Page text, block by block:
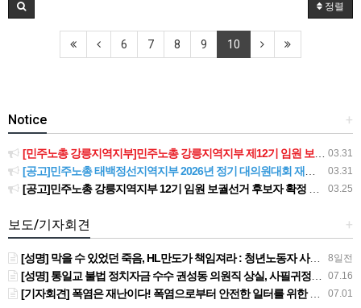
정렬
6 7 8 9 10
+
Notice
03.31
[민주노총 강릉지역지부]민주노총 강릉지역지부 제12기 임원 보궐선거결과 공고
03.31
[공고]민주노총 태백정선지역지부 2026년 정기 대의원대회 재소집 건
03.25
[공고]민주노총 강릉지역지부 12기 임원 보궐선거 후보자 확정 공고
+
보도/기자회견
8일전
[성명] 막을 수 있었던 죽음, HL만도가 책임져라 : 청년노동자 사망사고의 철저한 진상규명과 재발방지 대책 마련하라
07.16
[성명] 통일교 불법 정치자금 수수 권성동 의원직 상실, 사필귀정이다
07.01
[기자회견] 폭염은 재난이다! 폭염으로부터 안전한 일터를 위한 민주노총 강원지역본부 폭염감시단 선포 기자회견